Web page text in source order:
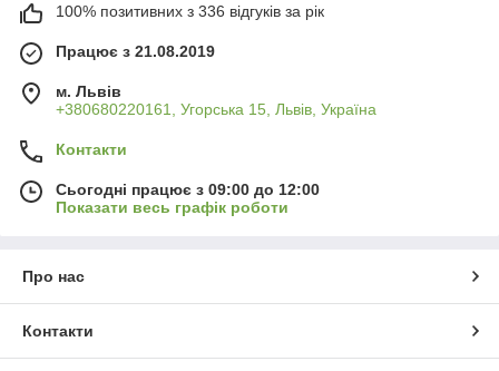
100% позитивних з 336 відгуків за рік
Працює з 21.08.2019
м. Львів
+380680220161, Угорська 15, Львів, Україна
Контакти
Сьогодні працює з 09:00 до 12:00
Показати весь графік роботи
Про нас
Контакти